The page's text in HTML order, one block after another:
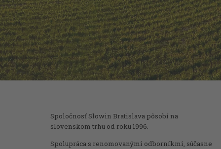
Spoločnosť Slowin Bratislava pôsobí na
slovenskom trhu od roku 1996.
Spolupráca s renomovanými odborníkmi, súčasne